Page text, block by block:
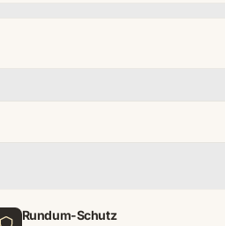
Rundum-Schutz